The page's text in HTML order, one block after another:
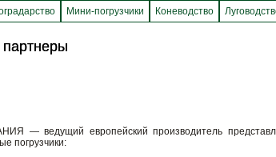
Мини-погрузчики Коневодство
— ведущий европейский производитель
погрузчики: